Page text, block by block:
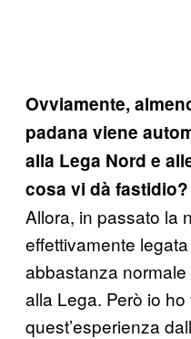
Ovviamente,
padana viene
alla Lega Nord e
cosa vi dà fastidio?
Allora, in passato la
effettivamente
abbastanza
alla Lega. Però io ho
quest’esperienza